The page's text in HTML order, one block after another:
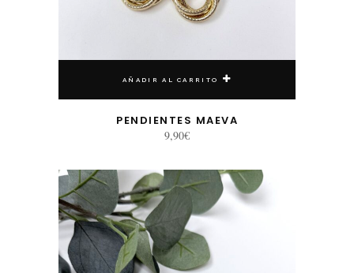
AÑADIR AL CARRITO
PENDIENTES MAEVA
9,90€